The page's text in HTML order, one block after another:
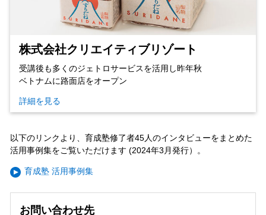
株式会社クリエイティブリゾート
受講後も多くのジェトロサービスを活用し昨年秋
ベトナムに路面店をオープン
詳細を見る
以下のリンクより、育成塾修了者45人のインタビューをまとめた
活用事例集をご覧いただけます (2024年3月発行）。
育成塾 活用事例集
お問い合わせ先